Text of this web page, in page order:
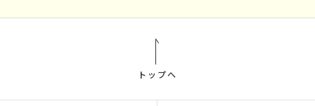
トップへ